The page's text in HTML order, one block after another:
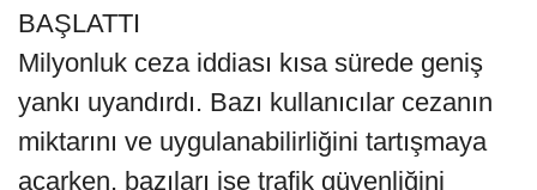
BAŞLATTI
Milyonluk ceza iddiası kısa sürede geniş
yankı uyandırdı. Bazı kullanıcılar cezanın
miktarını ve uygulanabilirliğini tartışmaya
açarken, bazıları ise trafik güvenliğini